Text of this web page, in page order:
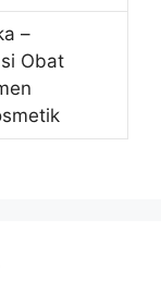
–
Obat